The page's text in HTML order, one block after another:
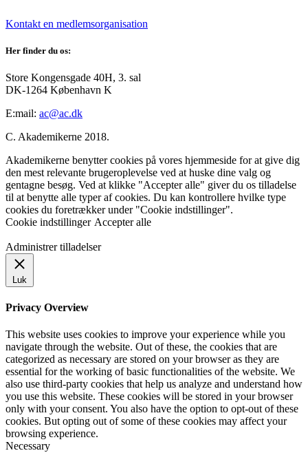
Kontakt en medlemsorganisation
Her finder du os:
Store Kongensgade 40H, 3. sal
DK-1264 København K
E:mail: ac@ac.dk
C. Akademikerne 2018.
Akademikerne benytter cookies på vores hjemmeside for at give dig
den mest relevante brugeroplevelse ved at huske dine valg og
gentagne besøg. Ved at klikke "Accepter alle" giver du os tilladelse
til at benytte alle typer af cookies. Du kan kontrollere hvilke type
cookies du foretrækker under "Cookie indstillinger".
Cookie indstillinger Accepter alle
Administrer tilladelser
Luk
Privacy Overview
This website uses cookies to improve your experience while you
navigate through the website. Out of these, the cookies that are
categorized as necessary are stored on your browser as they are
essential for the working of basic functionalities of the website. We
also use third-party cookies that help us analyze and understand how
you use this website. These cookies will be stored in your browser
only with your consent. You also have the option to opt-out of these
cookies. But opting out of some of these cookies may affect your
browsing experience.
Necessary